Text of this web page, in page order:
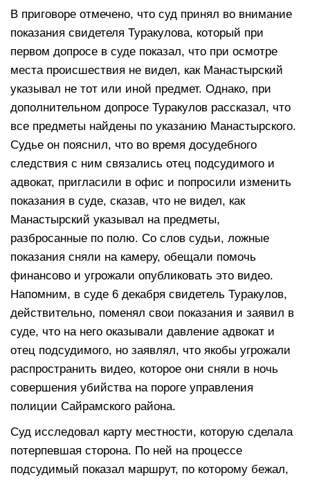
В приговоре отмечено, что суд принял во внимание
показания свидетеля Туракулова, который при
первом допросе в суде показал, что при осмотре
места происшествия не видел, как Манастырский
указывал не тот или иной предмет. Однако, при
дополнительном допросе Туракулов рассказал, что
все предметы найдены по указанию Манастырского.
Судье он пояснил, что во время досудебного
следствия с ним связались отец подсудимого и
адвокат, пригласили в офис и попросили изменить
показания в суде, сказав, что не видел, как
Манастырский указывал на предметы,
разбросанные по полю. Со слов судьи, ложные
показания сняли на камеру, обещали помочь
финансово и угрожали опубликовать это видео.
Напомним, в суде 6 декабря свидетель Туракулов,
действительно, поменял свои показания и заявил в
суде, что на него оказывали давление адвокат и
отец подсудимого, но заявлял, что якобы угрожали
распространить видео, которое они сняли в ночь
совершения убийства на пороге управления
полиции Сайрамского района.
Суд исследовал карту местности, которую сделала
потерпевшая сторона. По ней на процессе
подсудимый показал маршрут, по которому бежал,